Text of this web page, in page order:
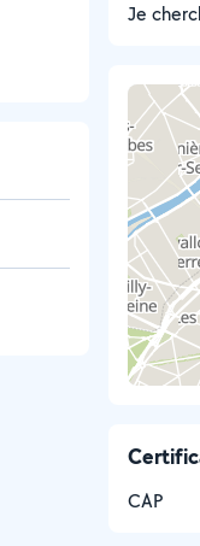
Je
CAP